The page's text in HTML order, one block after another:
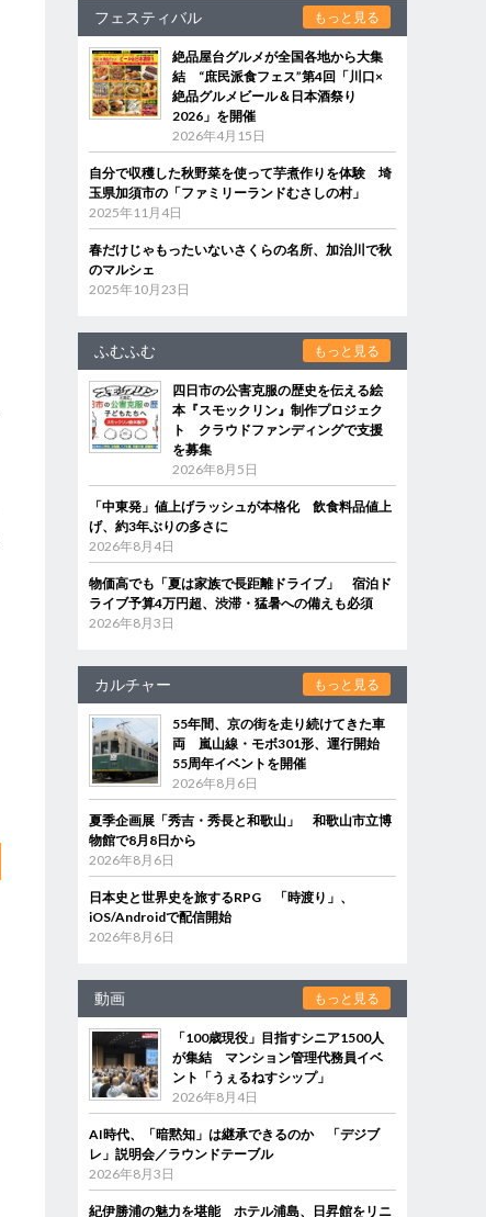
フェスティバル もっと見る
絶品屋台グルメが全国各地から大集
結 “庶民派食フェス”第4回「川口×
絶品グルメビール＆日本酒祭り
2026」を開催
2026年4月15日
自分で収穫した秋野菜を使って芋煮作りを体験 埼
玉県加須市の「ファミリーランドむさしの村」
2025年11月4日
春だけじゃもったいないさくらの名所、加治川で秋
のマルシェ
2025年10月23日
ふむふむ もっと見る
四日市の公害克服の歴史を伝える絵
本『スモックリン』制作プロジェク
ト クラウドファンディングで支援
を募集
2026年8月5日
「中東発」値上げラッシュが本格化 飲食料品値上
げ、約3年ぶりの多さに
2026年8月4日
物価高でも「夏は家族で長距離ドライブ」 宿泊ド
ライブ予算4万円超、渋滞・猛暑への備えも必須
2026年8月3日
カルチャー もっと見る
55年間、京の街を走り続けてきた車
両 嵐山線・モボ301形、運行開始
55周年イベントを開催
2026年8月6日
夏季企画展「秀吉・秀長と和歌山」 和歌山市立博
物館で8月8日から
2026年8月6日
日本史と世界史を旅するRPG 「時渡り」、
iOS/Androidで配信開始
2026年8月6日
動画 もっと見る
「100歳現役」目指すシニア1500人
が集結 マンション管理代務員イベ
ント「うぇるねすシップ」
2026年8月4日
AI時代、「暗黙知」は継承できるのか 「デジブ
レ」説明会／ラウンドテーブル
2026年8月3日
紀伊勝浦の魅力を堪能 ホテル浦島、日昇館をリニ